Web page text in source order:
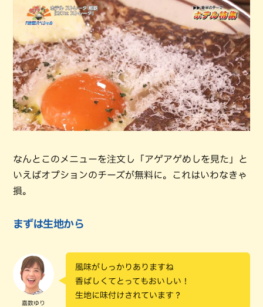
なんとこのメニューを注文し「アゲアゲめしを見た」と
いえばオプションのチーズが無料に。これはいわなきゃ
損。
まずは生地から
嘉数ゆり
風味がしっかりありますね
香ばしくてとってもおいしい！
生地に味付けされています？